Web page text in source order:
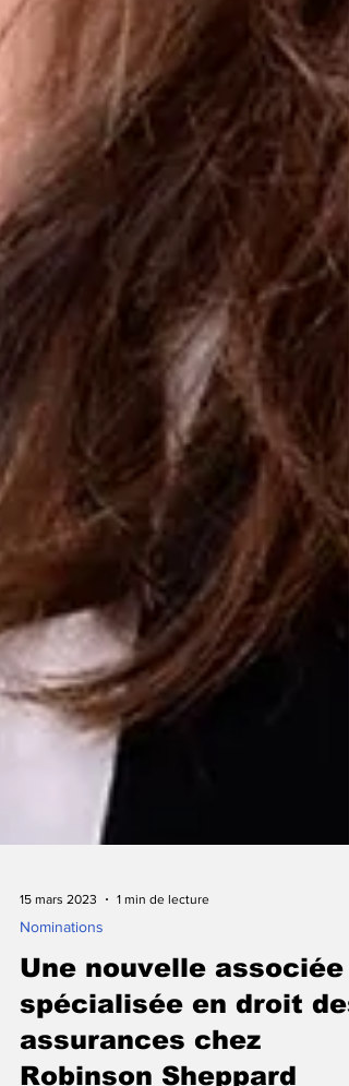
15 mars 2023
Nominations
Une nouvelle associée
spécialisée en droit des
assurances chez